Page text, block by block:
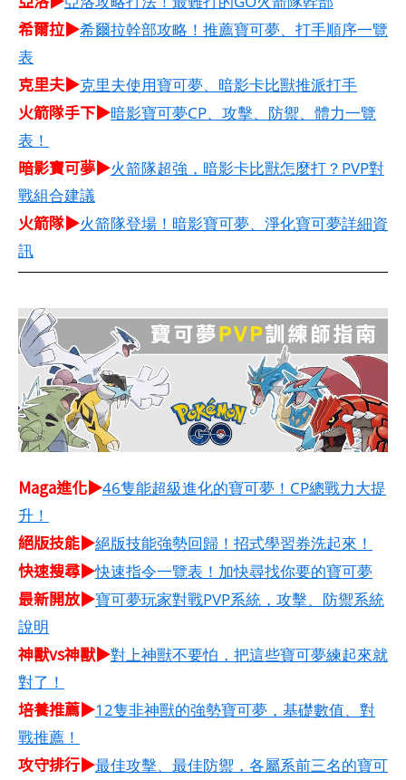
希爾拉▶希爾拉幹部攻略！推薦寶可夢、打手順序一覽
表
克里夫▶克里夫使用寶可夢、暗影卡比獸推派打手
火箭隊手下▶暗影寶可夢CP、攻擊、防禦、體力一覽
表！
暗影寶可夢▶火箭隊超強，暗影卡比獸怎麼打？PVP對
戰組合建議
火箭隊▶火箭隊登場！暗影寶可夢、淨化寶可夢詳細資
訊
Maga進化▶46隻能超級進化的寶可夢！CP總戰力大提
升！
絕版技能▶絕版技能強勢回歸！招式學習券洗起來！
快速搜尋▶快速指令一覽表！加快尋找你要的寶可夢
最新開放▶寶可夢玩家對戰PVP系統，攻擊、防禦系統
說明
神獸vs神獸▶對上神獸不要怕，把這些寶可夢練起來就
對了！
培養推薦▶12隻非神獸的強勢寶可夢，基礎數值、對
戰推薦！
攻守排行▶最佳攻擊、最佳防禦，各屬系前三名的寶可